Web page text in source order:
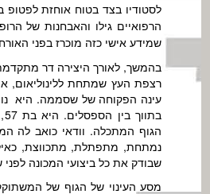
לסטודיו בצד בטוח אוחזת
הרפואיים גילו והאבחנות של
שמידע אישי כזה מוכרז בפני
בהמשך, לאורך היצירה דר
רצפת העץ שמתחת ללינוליאום,
עינה הפקוחה של שסממה. היא
הגוף המתכלה. וודאי כואב
נמתחת, מתפתלת, מתכווצת,
שבודק את כל ביצועי המכונה
מסע העינוי של הגוף של